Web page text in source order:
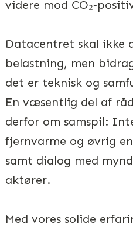
videre mod
Datacentret skal ikke
belastning, men
det er teknisk og
En væsentlig del af
derfor om samspil:
fjernvarme og øvrig
samt dialog med
aktører.
Med vores solide